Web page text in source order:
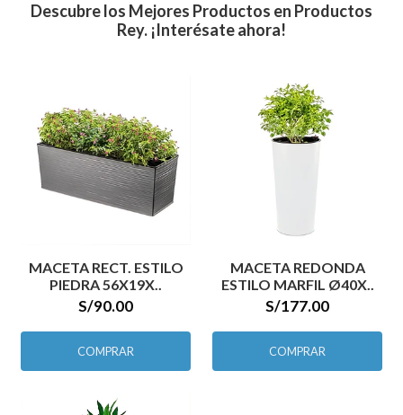
Descubre los Mejores Productos en Productos
Rey. ¡Interésate ahora!
MACETA RECT. ESTILO
PIEDRA 56X19X..
S/90.00
COMPRAR
MACETA REDONDA
ESTILO MARFIL Ø40X..
S/177.00
COMPRAR